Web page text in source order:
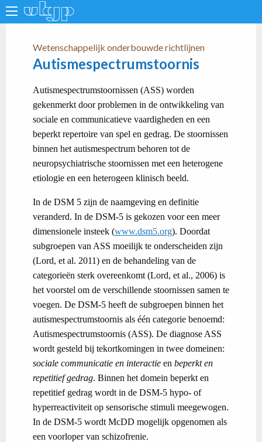
Wetenschappelijk onderbouwde richtlijnen
Autismespectrumstoornis
Autismespectrumstoornissen (ASS) worden
gekenmerkt door problemen in de ontwikkeling van
sociale en communicatieve vaardigheden en een
beperkt repertoire van spel en gedrag. De stoornissen
binnen het autismespectrum behoren tot de
neuropsychiatrische stoornissen met een heterogene
etiologie en een heterogeen klinisch beeld.
In de DSM 5 zijn de naamgeving en definitie
veranderd. In de DSM-5 is gekozen voor een meer
dimensionele insteek (www.dsm5.org). Doordat
subgroepen van ASS moeilijk te onderscheiden zijn
(Lord, et al. 2011) en de behandeling van de
categorieën sterk overeenkomt (Lord, et al., 2006) is
het voorstel om de verschillende stoornissen samen te
voegen. De DSM-5 heeft de subgroepen binnen het
autismespectrumstoornis als één categorie benoemd:
Autismespectrumstoornis (ASS). De diagnose ASS
wordt gesteld bij tekortkomingen in twee domeinen:
sociale communicatie en interactieen beperkt en
repetitief gedrag. Binnen het domein beperkt en
repetitief gedrag wordt in de DSM-5 hypo- of
hyperreactiviteit op sensorische stimuli meegewogen.
In de DSM-5 wordt McDD mogelijk opgenomen als
een voorloper van schizofrenie.